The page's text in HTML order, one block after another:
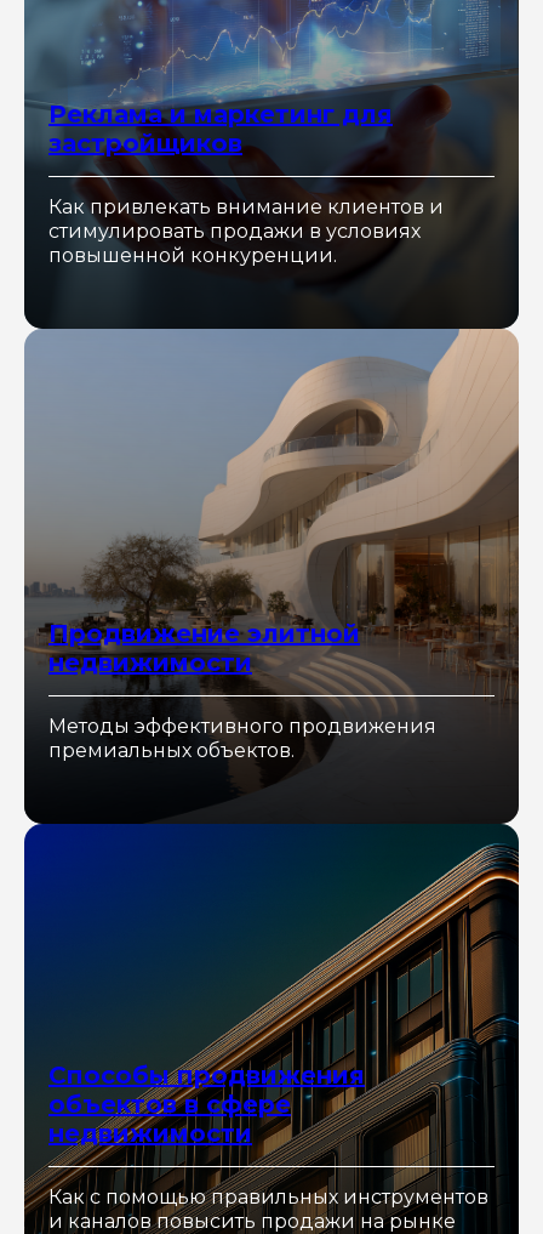
Реклама и маркетинг для
застройщиков
Как привлекать внимание клиентов и
стимулировать продажи в условиях
повышенной конкуренции.
Продвижение элитной
недвижимости
Методы эффективного продвижения
премиальных объектов.
Способы продвижения
объектов в сфере
недвижимости
Как с помощью правильных инструментов
и каналов повысить продажи на рынке
Соглашаюсь с
политикой
конфиденциальности
ОТПРАВИТЬ